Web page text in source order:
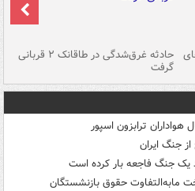
بر جای حادثه غرق‌شدگی در طاقانک ۲ قربانی
گرفت
ترابزون اسپور
جنگ ایران
یک جنگ فاجعه بار کرده است
مابه‌التفاوت حقوق بازنشستگان